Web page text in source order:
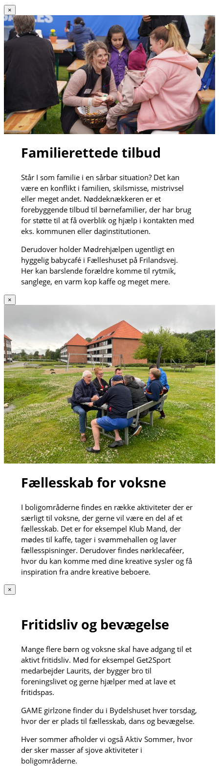
×
Familierettede tilbud
Står I som familie i en sårbar situation? Det kan
være en konflikt i familien, skilsmisse, mistrivsel
eller meget andet. Nøddeknækkeren er et
forebyggende tilbud til børnefamilier, der har brug
for støtte til at få overblik og hjælp i kontakten med
eks. kommunen eller daginstitutionen.
Derudover holder Mødrehjælpen ugentligt en
hyggelig babycafé i Fælleshuset på Frilandsvej.
Her kan barslende forældre komme til rytmik,
sanglege, en varm kop kaffe og meget mere.
×
Fællesskab for voksne
I boligområderne findes en række aktiviteter der er
særligt til voksne, der gerne vil være en del af et
fællesskab. Det er for eksempel Klub Mand, der
mødes til kaffe, tager i svømmehallen og laver
fællesspisninger. Derudover findes nørklecaféer,
hvor du kan komme med dine kreative sysler og få
inspiration fra andre kreative beboere.
×
Fritidsliv og bevægelse
Mange flere børn og voksne skal have adgang til et
aktivt fritidsliv. Mød for eksempel Get2Sport
medarbejder Laurits, der bygger bro til
foreningslivet og gerne hjælper med at lave et
fritidspas.
GAME girlzone finder du i Bydelshuset hver torsdag,
hvor der er plads til fællesskab, dans og bevægelse.
Hver sommer afholder vi også Aktiv Sommer, hvor
der sker masser af sjove aktiviteter i
boligområderne.